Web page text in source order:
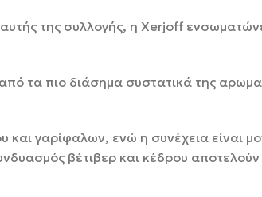
της συλλογής, η Xerjoff
τα πιο διάσημα συστατικά της
γαρίφαλων, ενώ η συνέχεια είναι
βέτιβερ και κέδρου